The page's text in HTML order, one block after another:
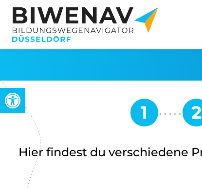
Open toolbar
Hier findest du verschiedene